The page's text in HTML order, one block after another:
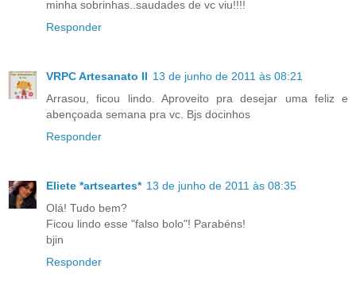
minha sobrinhas..saudades de vc viu!!!!
Responder
VRPC Artesanato II 13 de junho de 2011 às 08:21
Arrasou, ficou lindo. Aproveito pra desejar uma feliz e
abençoada semana pra vc. Bjs docinhos
Responder
Eliete *artseartes* 13 de junho de 2011 às 08:35
Olá! Tudo bem?
Ficou lindo esse "falso bolo"! Parabéns!
bjin
Responder